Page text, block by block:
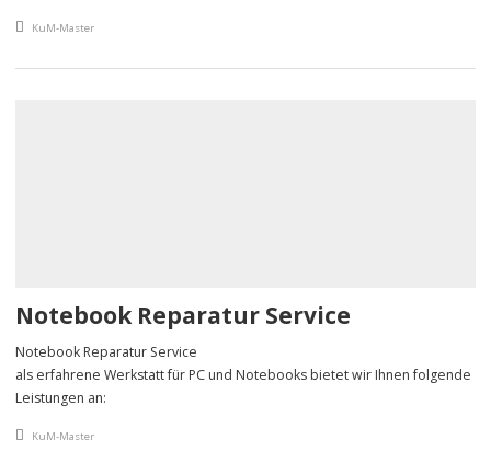
An article by
KuM-Master
Notebook Reparatur Service
Notebook Reparatur Service
als erfahrene Werkstatt für PC und Notebooks bietet wir Ihnen folgende
Leistungen an:
An article by
KuM-Master